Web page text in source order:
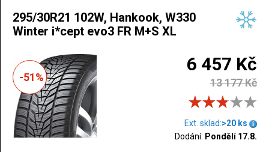
295/30R21 102W, Hankook, W330
Winter i*cept evo3 FR M+S XL
-51%
6 457 Kč
13 177 Kč
Ext. sklad:>20 ks
Dodání: Pondělí 17.8.